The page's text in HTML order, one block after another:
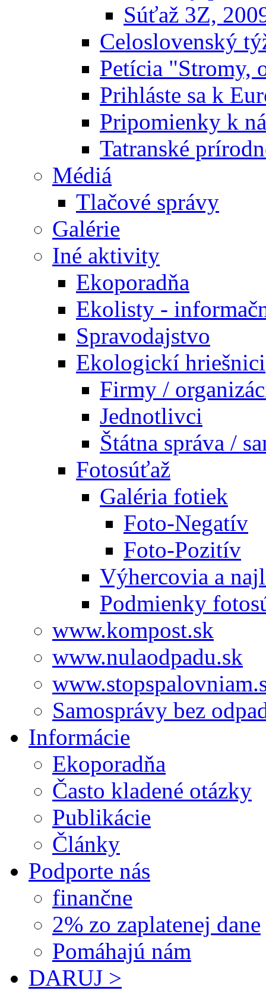
Súťaž 3Z,
Celoslovenský
Petícia "Stromy,
Prihláste sa k
Pripomienky k
Tatranské
Médiá
Tlačové správy
Galérie
Iné aktivity
Ekoporadňa
Ekolisty -
Spravodajstvo
Ekologickí hriešnici
Firmy /
Jednotlivci
Štátna správa /
Fotosúťaž
Galéria fotiek
Foto-Negatív
Foto-Pozitív
Výhercovia a
Podmienky
www.kompost.sk
www.nulaodpadu.sk
Samosprávy bez
Informácie
Ekoporadňa
Často kladené otázky
Publikácie
Články
Podporte nás
finančne
2% zo zaplatenej dane
Pomáhajú nám
DARUJ >